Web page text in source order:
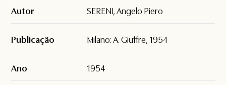
Autor SERENI, Angelo Piero
Publicação Milano: A. Giuffre, 1954
Ano 1954